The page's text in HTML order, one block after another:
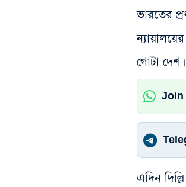
ভারতের
গোটা দেশ।
Join
এদিন